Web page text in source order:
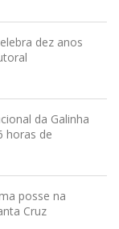
dez anos
da Galinha
horas de
posse na
Cruz